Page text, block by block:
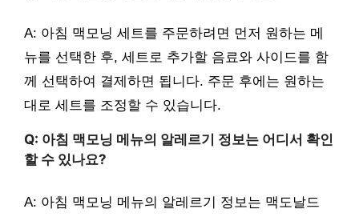
A: 아침 맥모닝 세트를 주문하려면 먼저 원하는 메
뉴를 선택한 후, 세트로 추가할 음료와 사이드를 함
께 선택하여 결제하면 됩니다. 주문 후에는 원하는
대로 세트를 조정할 수 있습니다.
Q: 아침 맥모닝 메뉴의 알레르기 정보는 어디서 확인
할 수 있나요?
A: 아침 맥모닝 메뉴의 알레르기 정보는 맥도날드